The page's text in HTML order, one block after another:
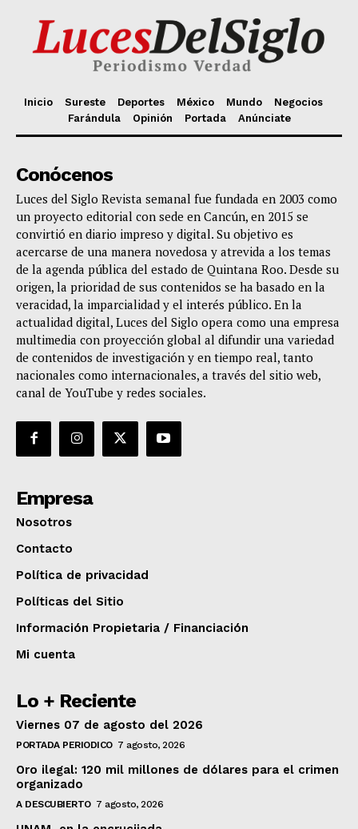
Inicio Sureste Deportes México Mundo
Negocios
Farándula
Opinión Portada Anúnciate
Conócenos
Luces del Siglo Revista semanal fue fundada en 2003 como
un proyecto editorial con sede en Cancún, en 2015 se
convirtió en diario impreso y digital. Su objetivo es
acercarse de una manera novedosa y atrevida a los temas
de la agenda pública del estado de Quintana Roo. Desde su
origen, la prioridad de sus contenidos se ha basado en la
veracidad, la imparcialidad y el interés público. En la
actualidad digital, Luces del Siglo opera como una empresa
multimedia con proyección global al difundir una variedad
de contenidos de investigación y en tiempo real, tanto
nacionales como internacionales, a través del sitio web,
canal de YouTube y redes sociales.
Empresa
Nosotros
Contacto
Política de privacidad
Políticas del Sitio
Información Propietaria / Financiación
Mi cuenta
Lo + Reciente
Viernes 07 de agosto del 2026
PORTADA PERIODICO 7 agosto, 2026
Oro ilegal: 120 mil millones de dólares para el crimen
organizado
A DESCUBIERTO 7 agosto, 2026